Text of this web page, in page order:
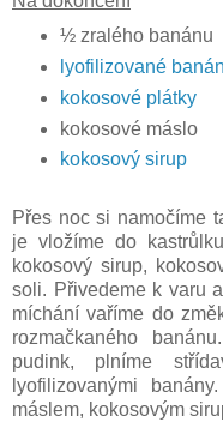
½ zralého banánu
lyofilizované
kokosové plátky
kokosové máslo
kokosový sirup
Přes noc si namočíme
je vložíme do
kokosový sirup,
soli. Přivedeme k varu
míchání vaříme do
rozmačkaného
pudink, plníme
lyofilizovanými
máslem, kokosovým